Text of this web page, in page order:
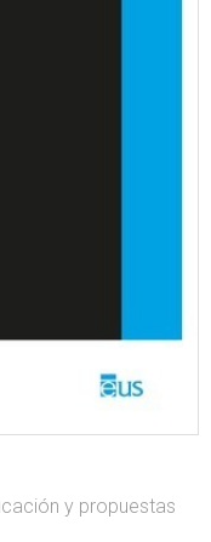
y propuestas